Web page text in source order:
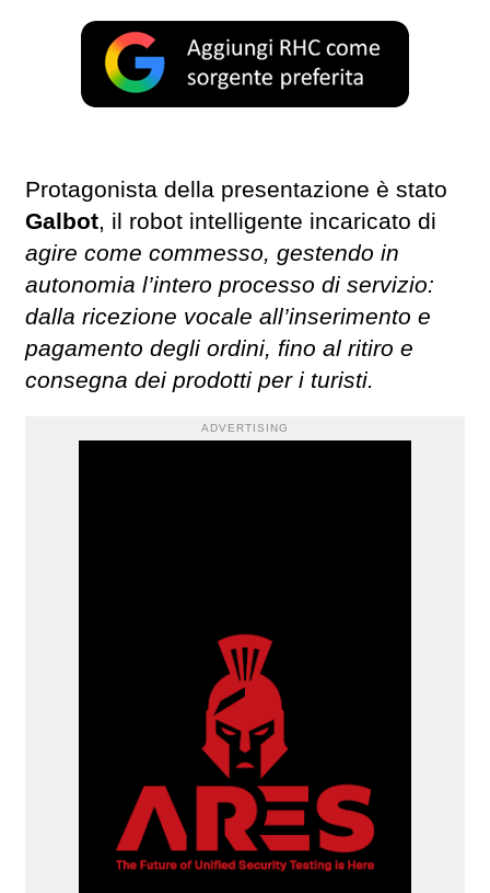
Protagonista della presentazione è stato
Galbot, il robot intelligente incaricato di
agire come commesso, gestendo in
autonomia l’intero processo di servizio:
dalla ricezione vocale all’inserimento e
pagamento degli ordini, fino al ritiro e
consegna dei prodotti per i turisti.
ADVERTISING